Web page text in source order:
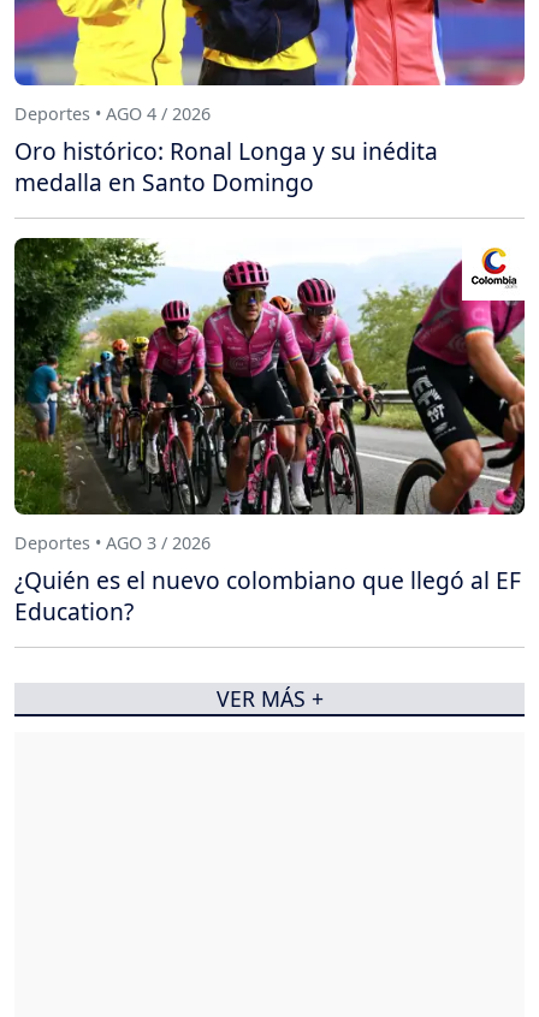
Deportes • AGO 4 / 2026
Oro histórico: Ronal Longa y su inédita
medalla en Santo Domingo
Deportes • AGO 3 / 2026
¿Quién es el nuevo colombiano que llegó al EF
Education?
VER MÁS +